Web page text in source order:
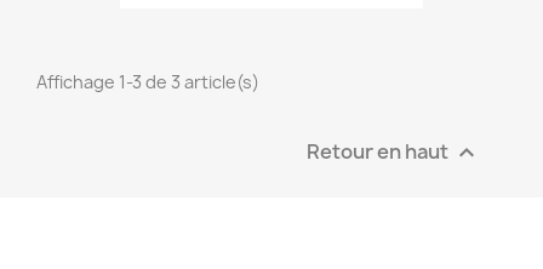
Affichage 1-3 de 3 article(s)
Retour en haut 